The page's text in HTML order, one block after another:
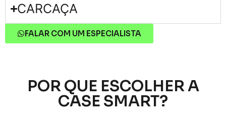
CARCAÇA
FALAR COM UM ESPECIALISTA
POR QUE ESCOLHER A
CASE SMART?